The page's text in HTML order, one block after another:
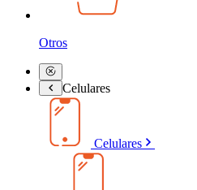
Otros
Celulares
Celulares